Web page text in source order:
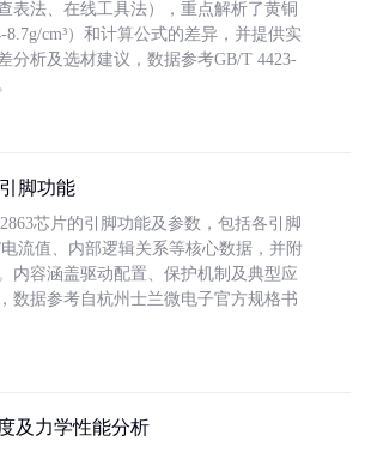
表法、在线工具法），重点解析了黄铜
cm³）和计算公式的差异，并提供实
分析及选材建议，数据参考GB/T 4423-
脚功能
芯片的引脚功能及参数，包括各引脚
流值、内部逻辑关系等核心数据，并附
内容涵盖驱动配置、保护机制及典型应
数据参考自杭州士兰微电子官方规格书
及力学性能分析